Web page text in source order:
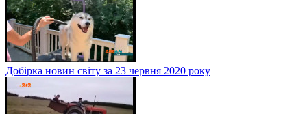
Добірка новин світу за 23 червня 2020 року